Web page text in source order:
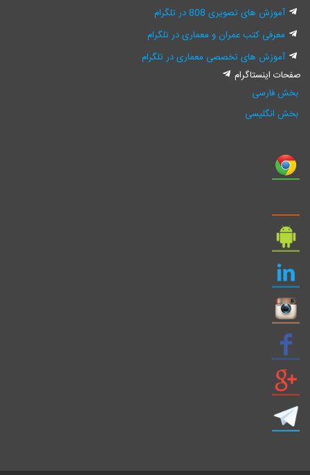
آموزش های تصویری 808 در تلگرام
معرفی کتب عمران و معماری در تلگرام
آموزش های تخصصی معماری در تلگرام
صفحات اینستاگرام
بخش فارسی
بخش انگلیسی